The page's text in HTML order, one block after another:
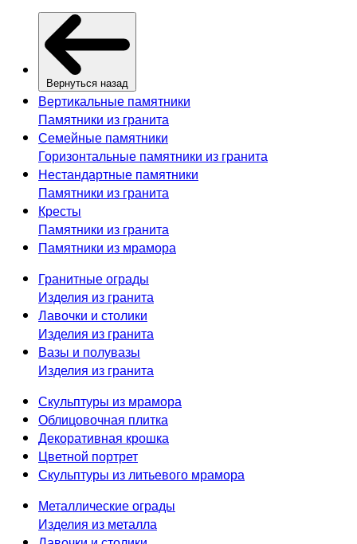
Вернуться назад
Вертикальные памятники
Памятники из гранита
Семейные памятники
Горизонтальные памятники из гранита
Нестандартные памятники
Памятники из гранита
Кресты
Памятники из гранита
Памятники из мрамора
Гранитные ограды
Изделия из гранита
Лавочки и столики
Изделия из гранита
Вазы и полувазы
Изделия из гранита
Скульптуры из мрамора
Облицовочная плитка
Декоративная крошка
Цветной портрет
Скульптуры из литьевого мрамора
Металлические ограды
Изделия из металла